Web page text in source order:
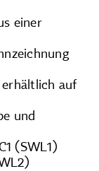
einer
auf
und
(SWL1)